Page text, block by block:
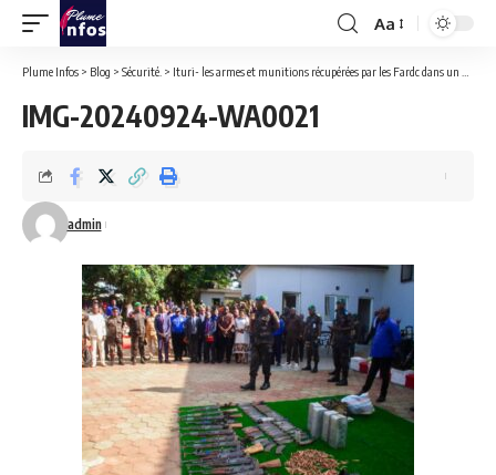
Font
Resizer
Aa
Plume Infos > Blog > Sécurité. > Ituri- les armes et munitions récupérées par les Fardc dans un bastion de la milice Zaïre ont été présentées au Vice- ministre de la défense.
IMG-20240924-WA0021
admin